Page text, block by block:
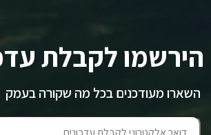
הירשמו לקבלת
השארו מעודכנים בכל מה שקורה בעמק